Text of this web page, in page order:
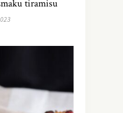
tiramisu